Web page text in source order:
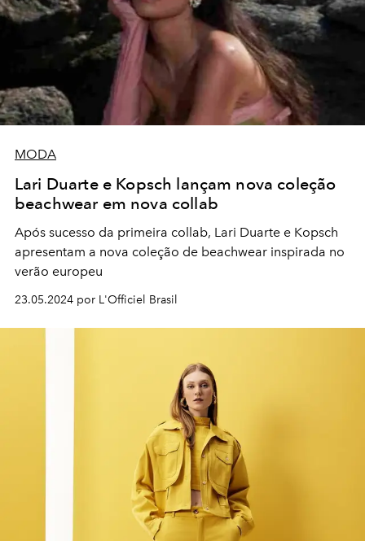
MODA
Lari Duarte e Kopsch lançam nova coleção
beachwear em nova collab
Após sucesso da primeira collab, Lari Duarte e Kopsch
apresentam a nova coleção de beachwear inspirada no
verão europeu
23.05.2024 por L'Officiel Brasil